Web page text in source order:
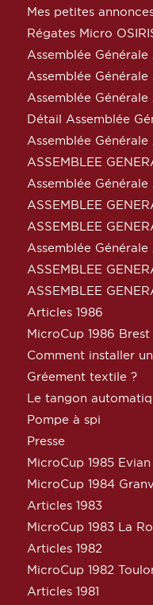
Mes petites
Régates Micro
Assemblée Générale
Assemblée Générale
Assemblée Générale
Détail Assemblée
Assemblée Générale
ASSEMBLEE
Assemblée Générale
ASSEMBLEE
ASSEMBLEE
Assemblée Générale
ASSEMBLEE
ASSEMBLEE
Articles 1986
MicroCup 1986 Brest
Comment installer
Gréement textile ?
Le tangon
Pompe à spi
Presse
MicroCup 1985 Evian
MicroCup 1984
Articles 1983
MicroCup 1983 La
Articles 1982
MicroCup 1982
Articles 1981